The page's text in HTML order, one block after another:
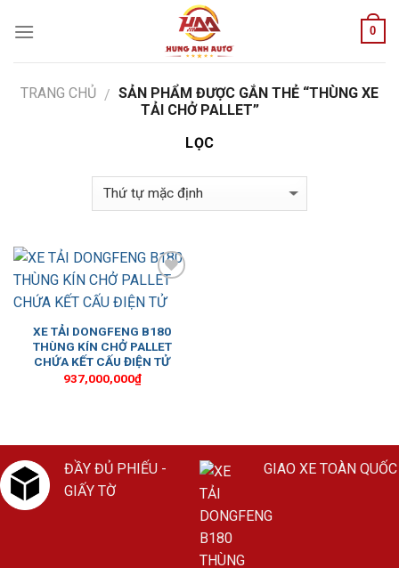
0
TRANG CHỦ / SẢN PHẨM ĐƯỢC GẮN THẺ “THÙNG XE
TẢI CHỞ PALLET”
LỌC
Add to
Wishlist
XE TẢI DONGFENG B180
THÙNG KÍN CHỞ PALLET
CHỨA KẾT CẤU ĐIỆN TỬ
937,000,000₫
ĐẦY ĐỦ PHIẾU -
GIẤY TỜ
GIAO XE TOÀN QUỐC